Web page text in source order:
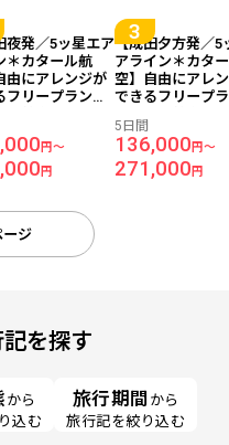
夜発／5ッ星エア
＊カタール航
由にアレンジが
フリープラン◆
ルリン＞5日間
重視ホテル利
円～
円
【成田夕方発／5
アライン＊カタ
空】自由にアレ
できるフリープ
う＜ベルリン＞5
（価格重視ホテ
用）
5日間
136,000円～
271,000円
ージ
を探す
から
込む
旅行期間 から
旅行記を絞り込む